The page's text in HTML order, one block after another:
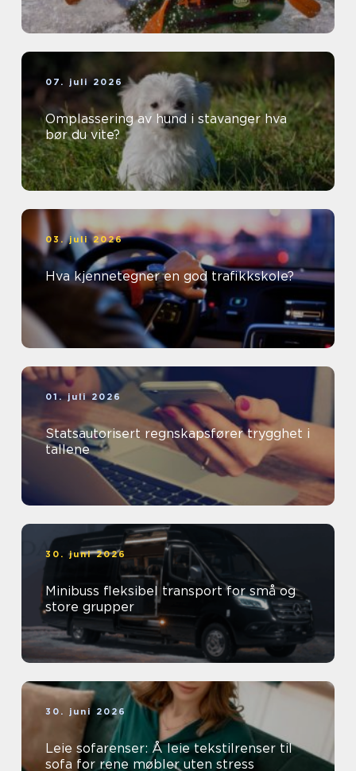
07. juli 2026
Omplassering av hund i stavanger hva
bør du vite?
03. juli 2026
Hva kjennetegner en god trafikkskole?
01. juli 2026
Statsautorisert regnskapsfører trygghet i
tallene
30. juni 2026
Minibuss fleksibel transport for små og
store grupper
30. juni 2026
Leie sofarenser: Å leie tekstilrenser til
sofa for rene møbler uten stress